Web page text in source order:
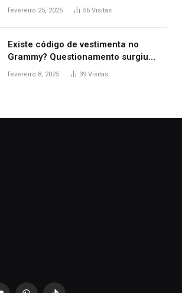
fevereiro 25, 2025 56 Visitas
Existe código de vestimenta no
Grammy? Questionamento surgiu
após Bianca Censori, mulher de
fevereiro 8, 2025 39 Visitas